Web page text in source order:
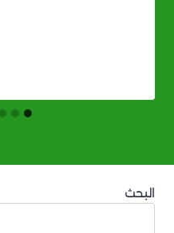
البحث